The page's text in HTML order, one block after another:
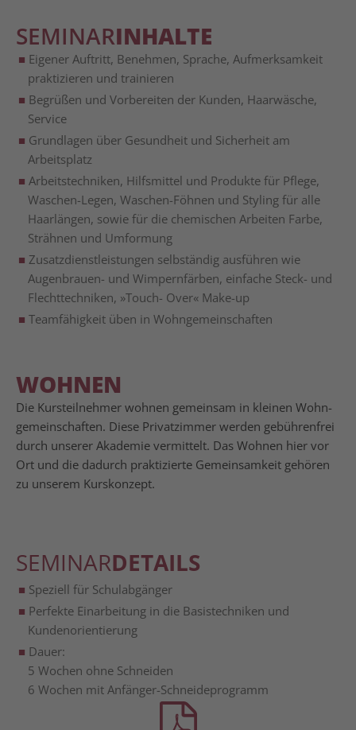
SEMINARINHALTE
Eige­ner Auf­tritt, Beneh­men, Spra­che, Auf­merk­sam­keit
prak­ti­zie­ren und trainieren
Begrü­ßen und Vor­be­rei­ten der Kun­den, Haar­wä­sche,
Service
Grund­la­gen über Gesund­heit und Sicher­heit am
Arbeitsplatz
Arbeits­tech­ni­ken, Hilfs­mit­tel und Pro­duk­te für Pfle­ge,
Waschen-Legen, Waschen-Föh­nen und Sty­ling für alle
Haar­län­gen, sowie für die che­mi­schen Arbei­ten Far­be,
Sträh­nen und Umformung
Zusatz­dienst­lei­stun­gen selb­stän­dig aus­füh­ren wie
Augen­brau­en- und Wim­pern­fär­ben, ein­fa­che Steck- und
Flecht­tech­ni­ken, »Touch- Over« Make-up
Team­fä­hig­keit üben in Wohngemeinschaften
WOHNEN
Die Kurs­teil­neh­mer woh­nen gemein­sam in klei­nen Wohn­
ge­mein­schaf­ten. Die­se Pri­vat­zim­mer wer­den gebüh­ren­frei
durch unse­rer Aka­de­mie ver­mit­telt. Das Woh­nen hier vor
Ort und die dadurch prak­ti­zier­te Gemein­sam­keit gehö­ren
zu unse­rem Kurskonzept.
SEMINARDETAILS
Spe­zi­ell für Schulabgänger
Per­fek­te Ein­ar­bei­tung in die Basis­tech­ni­ken und
Kundenorientierung
Dau­er:
5 Wochen ohne Schneiden
6 Wochen mit Anfänger-Schneideprogramm